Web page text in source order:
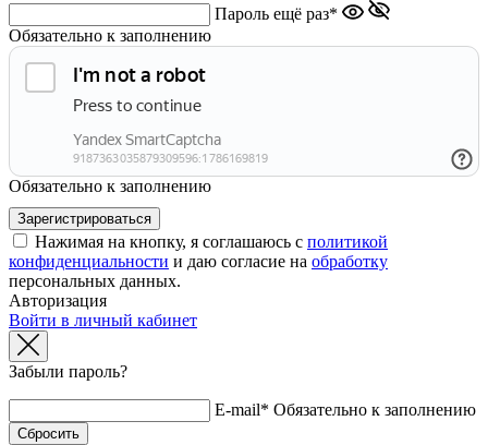
Пароль ещё раз*
Обязательно к заполнению
Обязательно к заполнению
Нажимая на кнопку, я соглашаюсь с политикой
конфиденциальности и даю согласие на обработку
персональных данных.
Авторизация
Войти в личный кабинет
Забыли пароль?
E-mail* Обязательно к заполнению